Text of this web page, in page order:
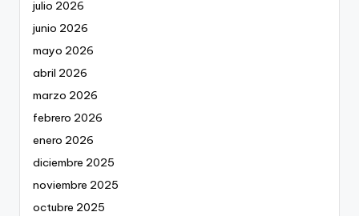
julio 2026
junio 2026
mayo 2026
abril 2026
marzo 2026
febrero 2026
enero 2026
diciembre 2025
noviembre 2025
octubre 2025